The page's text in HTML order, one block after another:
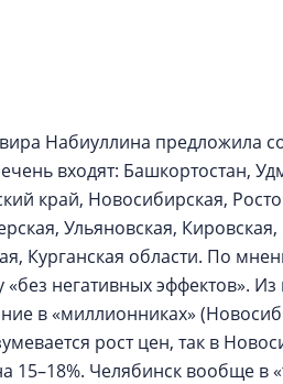
Набиуллина предложила
входят: Башкортостан,
край, Новосибирская,
Ульяновская,
Курганская области. По
негативных эффектов».
в «миллионниках»
рост цен, так в
15–18%. Челябинск вообще в